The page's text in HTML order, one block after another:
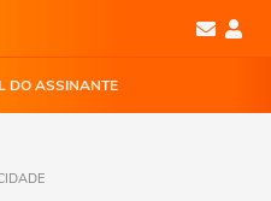
DO ASSINANTE